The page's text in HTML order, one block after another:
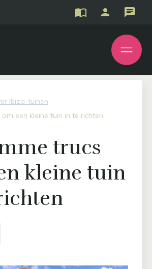
Ibiza-tuinen
een kleine tuin in te richten
trucs
kleine tuin